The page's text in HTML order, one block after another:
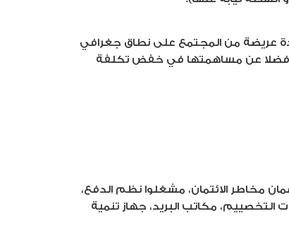
عريضة من المجتمع على نطاق جغرافي
فضلا عن مساهمتها في خفض تكلفة
مخاطر الائتمان، مشغلوا نظم الدفع،
التخصييم، مكاتب البريد، جهاز تنمية